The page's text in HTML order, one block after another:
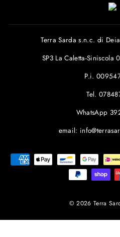
Terra Sarda s.n.c. di
SP3 La Caletta-Siniscola
P.i.
Tel.
WhatsApp
email:
© 2026 Terra